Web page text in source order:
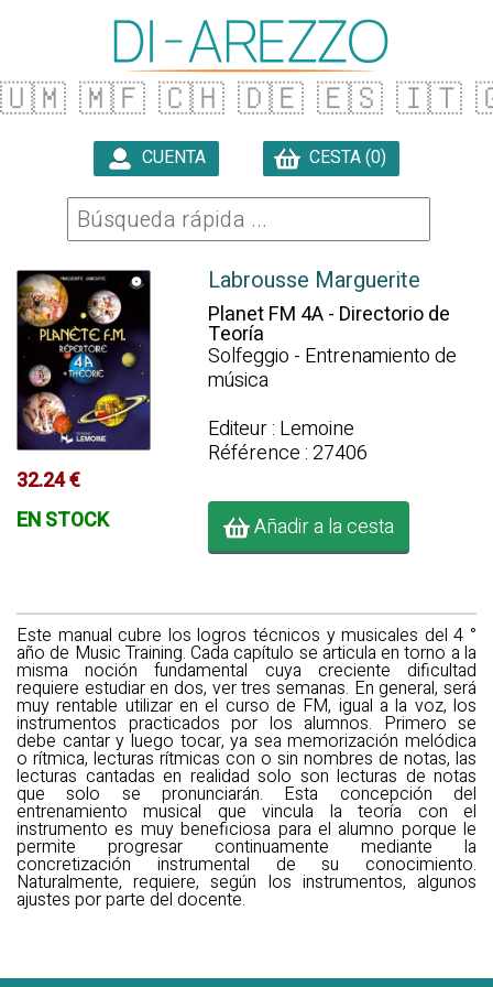
🇺🇲 🇲🇫 🇨🇭 🇩🇪 🇪🇸 🇮🇹
CUENTA CESTA (0)
32.24 €
EN STOCK
Labrousse Marguerite
Planet FM 4A - Directorio de
Teoría
Solfeggio - Entrenamiento de
música
Editeur : Lemoine
Référence : 27406
Añadir a la cesta
Este manual cubre los logros técnicos y musicales del 4 °
año de Music Training. Cada capítulo se articula en torno a la
misma noción fundamental cuya creciente dificultad
requiere estudiar en dos, ver tres semanas. En general, será
muy rentable utilizar en el curso de FM, igual a la voz, los
instrumentos practicados por los alumnos. Primero se
debe cantar y luego tocar, ya sea memorización melódica
o rítmica, lecturas rítmicas con o sin nombres de notas, las
lecturas cantadas en realidad solo son lecturas de notas
que solo se pronunciarán. Esta concepción del
entrenamiento musical que vincula la teoría con el
instrumento es muy beneficiosa para el alumno porque le
permite progresar continuamente mediante la
concretización instrumental de su conocimiento.
Naturalmente, requiere, según los instrumentos, algunos
ajustes por parte del docente.